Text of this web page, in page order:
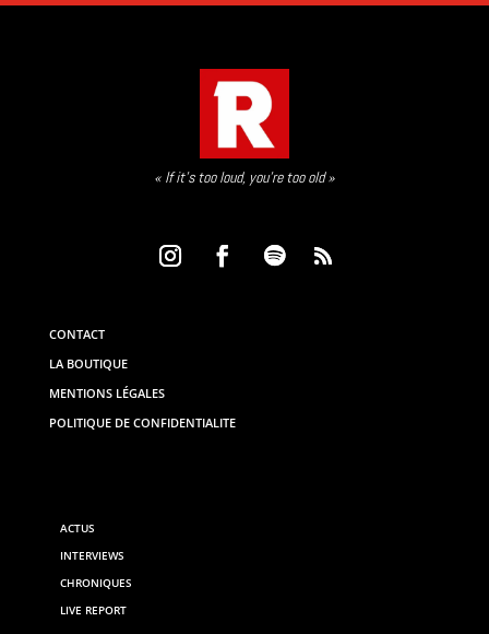
« If it’s too loud, you’re too old »
CONTACT
LA BOUTIQUE
MENTIONS LÉGALES
POLITIQUE DE CONFIDENTIALITE
ACTUS
INTERVIEWS
CHRONIQUES
LIVE REPORT